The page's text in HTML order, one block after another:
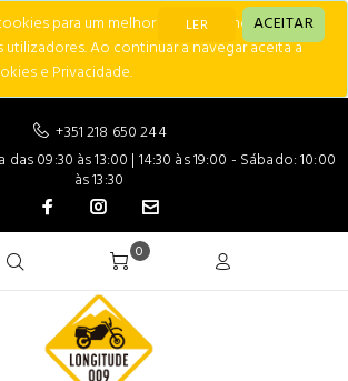
para um melhor desempenho e
utilizadores. Ao continuar a navegar aceita a
e Privacidade.
LER ACEITAR
+351 218 650 244
09:30 às 13:00 | 14:30 às 19:00 - Sábado: 10:00
às 13:30
0